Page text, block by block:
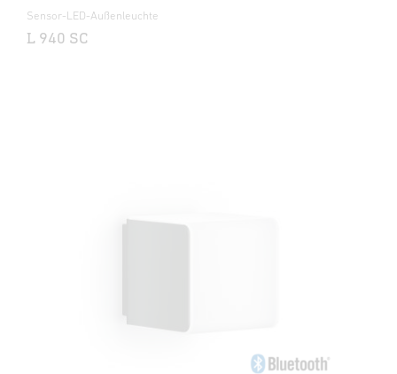
Sensor-LED-Außenleuchte
L 940 SC